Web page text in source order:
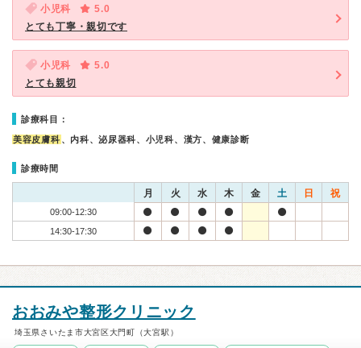
小児科
5.0
とても丁寧・親切です
小児科
5.0
とても親切
診療科目：
美容皮膚科 、内科、泌尿器科、小児科、漢方、健康診断
診療時間
月 火 水 木 金 土 日 祝
09:00-12:30
14:30-17:30
おおみや整形クリニック
埼玉県さいたま市大宮区大門町（大宮駅）